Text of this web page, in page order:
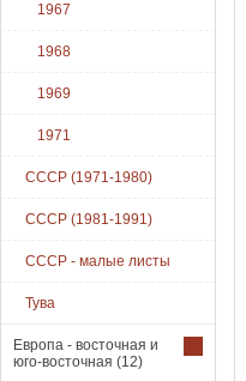
1967
1968
1969
1971
СССР (1971-1980)
СССР (1981-1991)
СССР - малые листы
Тува
Европа - восточная и
юго-восточная (12)